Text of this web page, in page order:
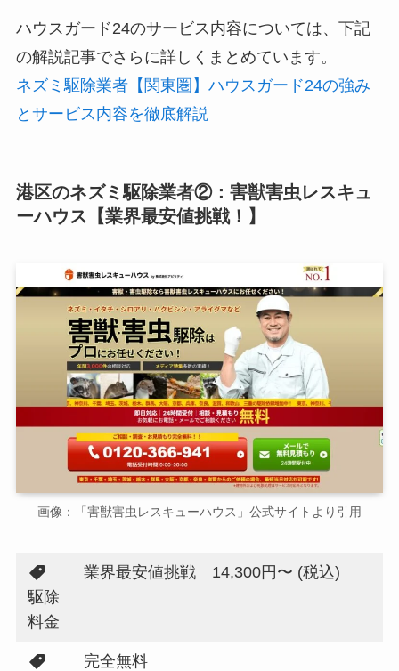
ハウスガード24のサービス内容については、下記
の解説記事でさらに詳しくまとめています。
ネズミ駆除業者【関東圏】ハウスガード24の強み
とサービス内容を徹底解説
港区のネズミ駆除業者②：害獣害虫レスキュ
ーハウス【業界最安値挑戦！】
画像：「害獣害虫レスキューハウス」公式サイトより引用
駆除
料金
業界最安値挑戦 14,300円〜 (税込)
完全無料